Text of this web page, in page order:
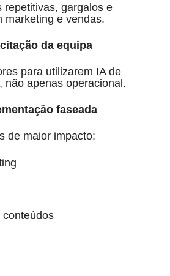
repetitivas, gargalos e
marketing e vendas.
da equipa
para utilizarem IA de
não apenas operacional.
faseada
de maior impacto:
conteúdos